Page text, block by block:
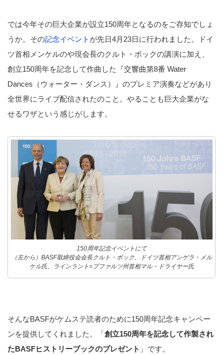
では今年その巨大企業が設立150周年となるのをご存知でしょ
うか。その記念イベント が先日4月23日に行われました。ドイ
ツ首相メンケルのや現会長のクルト・ボックの講演に加え、
創立150周年を記念して作曲した『交響曲第8番 Water
Dances（ウォーター・ダンス）』のプレミア演奏などがあり
全世界にライブ配信されたのこと。やることも巨大企業がな
せるワザという感じがします。
150周年記念イベントにて
（左から）BASF取締役会会長クルト・ボック、ドイツ首相アンゲラ・メル
ケル氏、ラインラント=プファルツ州首相マル・ドライヤー氏
そんなBASFがケムステ読者のために150周年記念キャンペー
ンを提供してくれました。「創立150周年を記念して作製され
たBASFヒストリーブックのプレゼント 」です。